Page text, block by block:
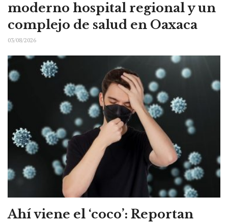
moderno hospital regional y un
complejo de salud en Oaxaca
03/08/2026
Ahí viene el ‘coco’: Reportan